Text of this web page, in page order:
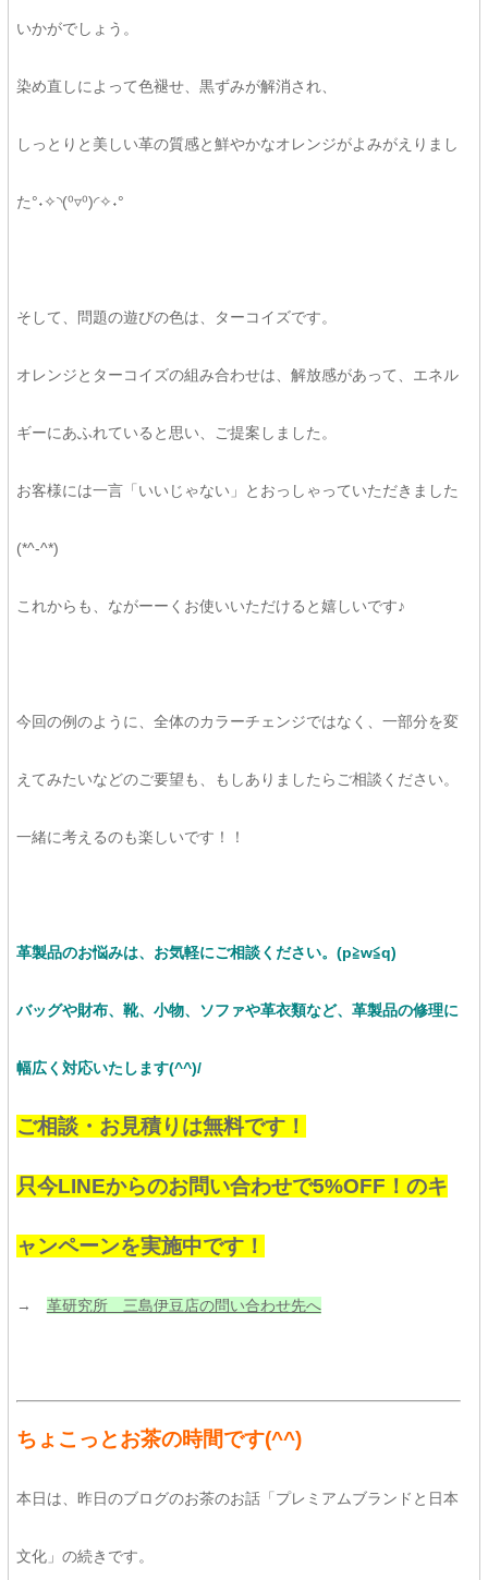
いかがでしょう。
染め直しによって色褪せ、黒ずみが解消され、
しっとりと美しい革の質感と鮮やかなオレンジがよみがえりまし
た°˖✧◝(⁰▿⁰)◜✧˖°
そして、問題の遊びの色は、ターコイズです。
オレンジとターコイズの組み合わせは、解放感があって、エネル
ギーにあふれていると思い、ご提案しました。
お客様には一言「いいじゃない」とおっしゃっていただきました
(*^-^*)
これからも、ながーーくお使いいただけると嬉しいです♪
今回の例のように、全体のカラーチェンジではなく、一部分を変
えてみたいなどのご要望も、もしありましたらご相談ください。
一緒に考えるのも楽しいです！！
革製品のお悩みは、お気軽にご相談ください。 (p≧w≦q)
バッグや財布、靴、小物、ソファや革衣類など、 革製品の修理に
幅広く対応いたします(^^)/
ご相談・お見積りは無料です！
只今LINEからのお問い合わせで5%OFF！のキ
ャンペーンを実施中です！
→ 革研究所 三島伊豆店の問い合わせ先へ
ちょこっとお茶の時間です(^^)
本日は、昨日のブログのお茶のお話「プレミアムブランドと日本
文化」の続きです。